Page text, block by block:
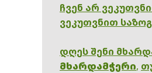
ჩვენ არ
ვეკუთვნით
დღეს შენი
მხარდამჭერი,